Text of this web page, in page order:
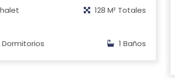
128 M² Totales
Dormitorios 1 Baños